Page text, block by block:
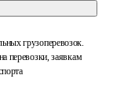
грузоперевозок.
перевозки, заявкам